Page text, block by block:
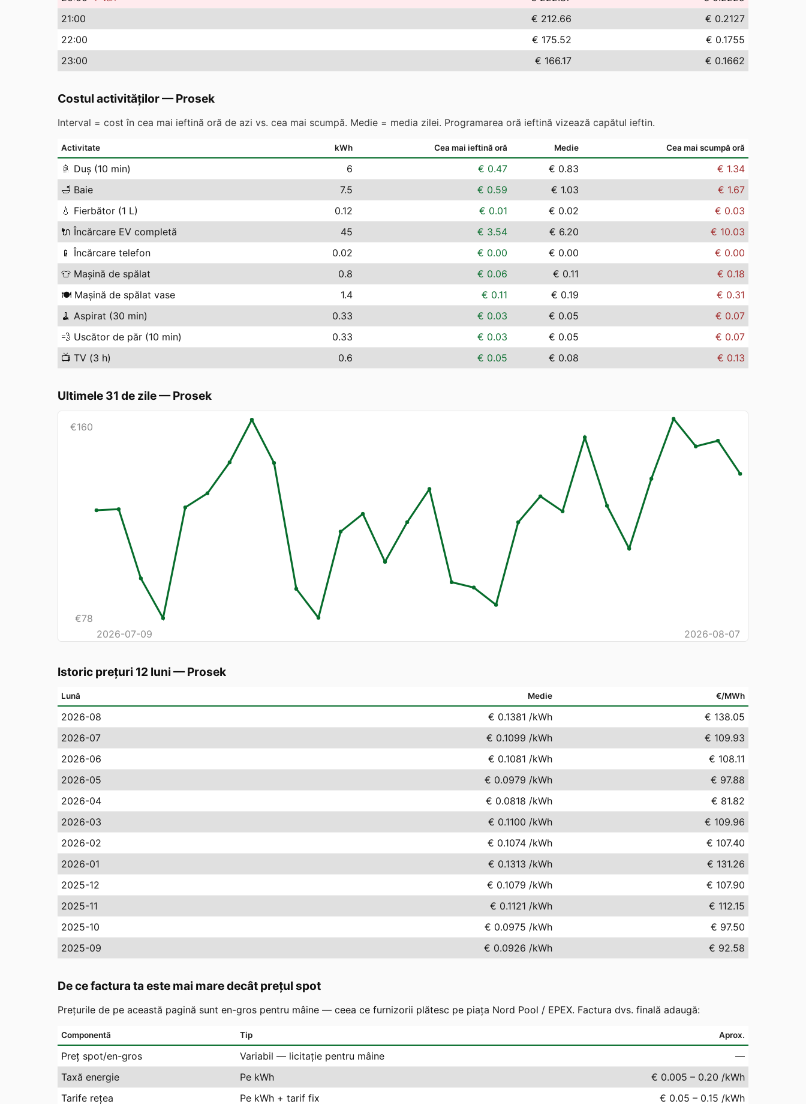
21:00 € 212.66
€ 0.2127
22:00 € 175.52
€ 0.1755
23:00 € 166.17 € 0.1662
Costul activităților—Prosek
Interval = cost în cea mai ieftină oră de azi vs. cea mai scumpă. Medie = media zilei. Programarea oră ieftină vizează capătul ieftin.
Activitate kWh Cea mai ieftină oră Medie Cea mai scumpă oră
🚿 Duș (10 min) 6 € 0.47 € 0.83
€ 1.34
🛁 Baie 7.5 € 0.59 € 1.03
€ 1.67
💧 Fierbător (1 L) 0.12 € 0.01 € 0.02
€ 0.03
🔌 Încărcare EV completă 45 € 3.54 € 6.20
€ 10.03
📱 Încărcare telefon 0.02 € 0.00 € 0.00
€ 0.00
👕 Mașină de spălat 0.8 € 0.06 € 0.11
€ 0.18
🍽️ Mașină de spălat vase 1.4 € 0.11 € 0.19
€ 0.31
🧹 Aspirat (30 min) 0.33 € 0.03 € 0.05
€ 0.07
💨 Uscător de păr (10 min) 0.33 € 0.03 € 0.05
€ 0.07
📺 TV (3 h) 0.6 € 0.05 € 0.08 € 0.13
Ultimele 31 de zile—Prosek
€160
€78
2026-07-09
2026-08-07
Istoric prețuri 12 luni —Prosek
Lună Medie €/MWh
2026-08 € 0.1381 /kWh
€ 138.05
2026-07
€ 0.1099 /kWh
€ 109.93
2026-06
€ 0.1081 /kWh
€ 108.11
2026-05
€ 0.0979 /kWh
€ 97.88
2026-04
€ 0.0818 /kWh
€ 81.82
2026-03
€ 0.1100 /kWh
€ 109.96
2026-02
€ 0.1074 /kWh
€ 107.40
2026-01
€ 0.1313 /kWh
€ 131.26
2025-12
€ 0.1079 /kWh
€ 107.90
2025-11
€ 0.1121 /kWh
€ 112.15
2025-10
€ 0.0975 /kWh
€ 97.50
2025-09
€ 0.0926 /kWh € 92.58
De ce factura ta este mai mare decât prețul spot
Prețurile de pe această pagină sunt en-gros pentru mâine — ceea ce furnizorii plătesc pe piața Nord Pool / EPEX. Factura dvs. finală adaugă:
Componentă Tip Aprox.
Preț spot/en-gros Variabil — licitație pentru mâine
—
Taxă energie
Pe kWh
€ 0.005 – 0.20 /kWh
Tarife rețea
Pe kWh + tarif fix € 0.05 – 0.15 /kWh